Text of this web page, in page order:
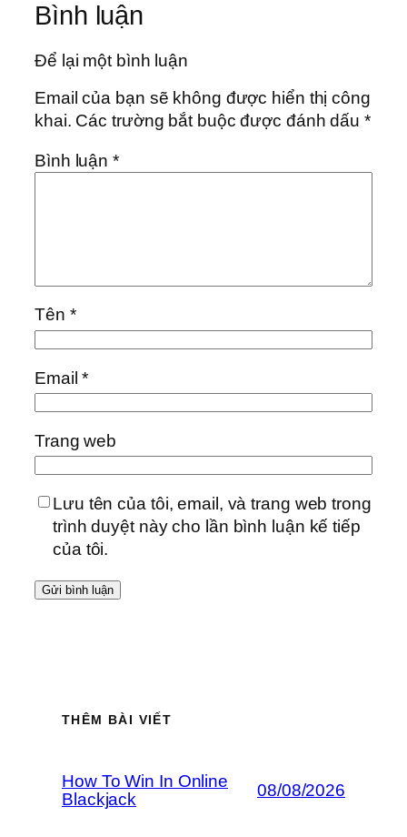
Bình luận
Để lại một bình luận
Email của bạn sẽ không được hiển thị công
khai. Các trường bắt buộc được đánh dấu*
Bình luận*
Tên *
Email*
Trang web
Lưu tên của tôi, email, và trang web trong
trình duyệt này cho lần bình luận kế tiếp
của tôi.
THÊM BÀI VIẾT
How To Win In Online
Blackjack
08/08/2026